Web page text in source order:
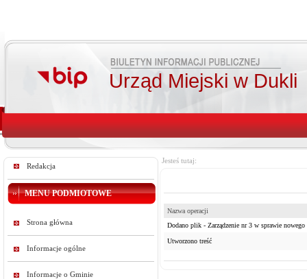
Urząd Miejski w Dukli
Redakcja
MENU PODMIOTOWE
Strona główna
Informacje ogólne
Informacje o Gminie
Jesteś tutaj:
Nazwa operacji
Dodano plik - Zarządzenie nr 3 w sprawie
Utworzono treść